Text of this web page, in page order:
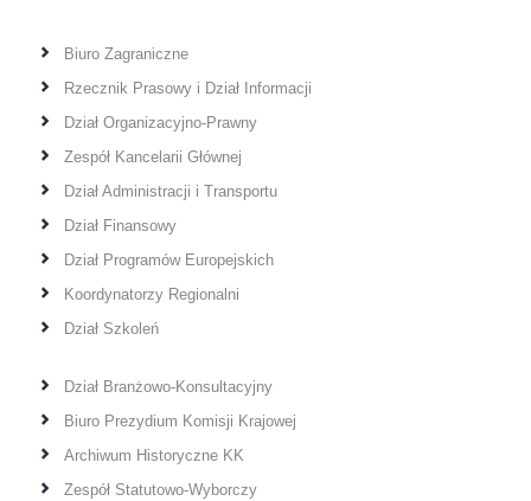
Biuro Zagraniczne
Rzecznik Prasowy i Dział Informacji
Dział Organizacyjno-Prawny
Zespół Kancelarii Głównej
Dział Administracji i Transportu
Dział Finansowy
Dział Programów Europejskich
Koordynatorzy Regionalni
Dział Szkoleń
Dział Branżowo-Konsultacyjny
Biuro Prezydium Komisji Krajowej
Archiwum Historyczne KK
Zespół Statutowo-Wyborczy